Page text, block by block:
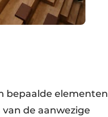
bepaalde elementen
de aanwezige